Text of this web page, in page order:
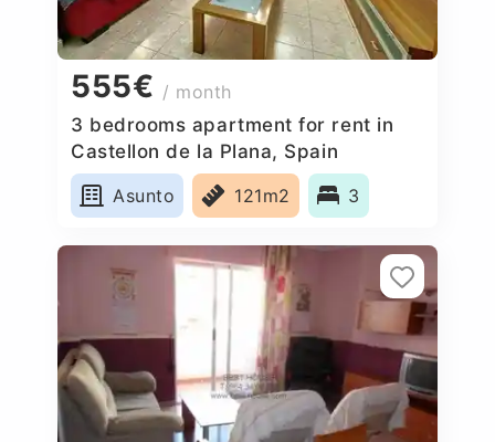
555€ / month
3 bedrooms apartment for rent in
Castellon de la Plana, Spain
Asunto
121m2 3